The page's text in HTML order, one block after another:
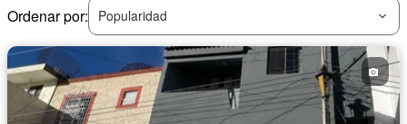
Ordenar por:
Popularidad